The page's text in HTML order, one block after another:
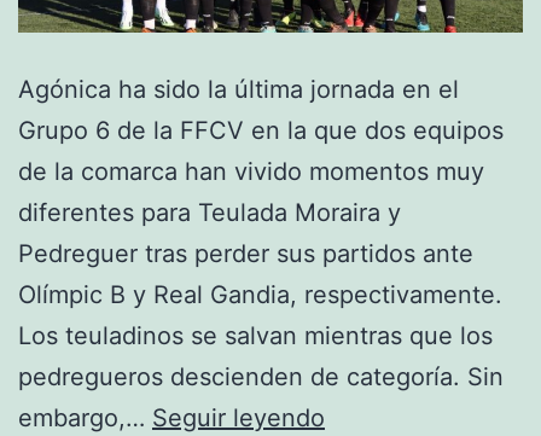
Agónica ha sido la última jornada en el
Grupo 6 de la FFCV en la que dos equipos
de la comarca han vivido momentos muy
diferentes para Teulada Moraira y
Pedreguer tras perder sus partidos ante
Olímpic B y Real Gandia, respectivamente.
Los teuladinos se salvan mientras que los
pedregueros descienden de categoría. Sin
embargo,… Seguir leyendo